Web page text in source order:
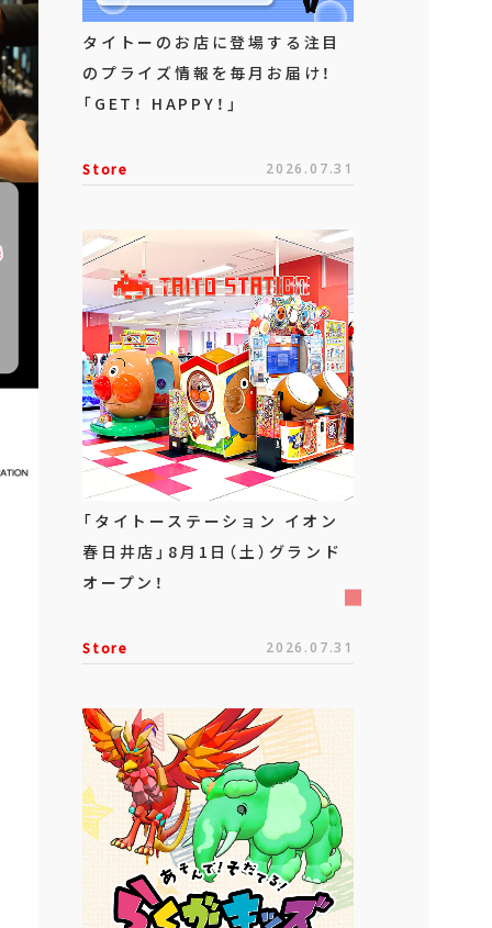
タイトーのお店に登場する注目
のプライズ情報を毎月お届け！
「GET！ HAPPY！」
Store 2026.07.31
「タイトーステーション イオン
春日井店」8月1日（土）グランド
オープン！
Store 2026.07.31